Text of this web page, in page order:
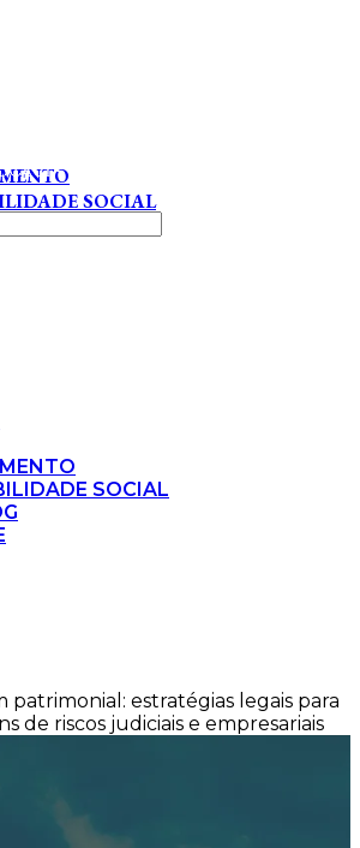
SOCIAL
SOCIAL
patrimonial: estratégias legais para
de riscos judiciais e empresariais